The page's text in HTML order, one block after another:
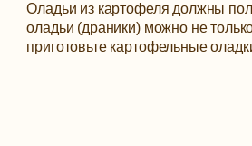
Оладьи из картофеля должны
оладьи (драники) можно не
приготовьте картофельные